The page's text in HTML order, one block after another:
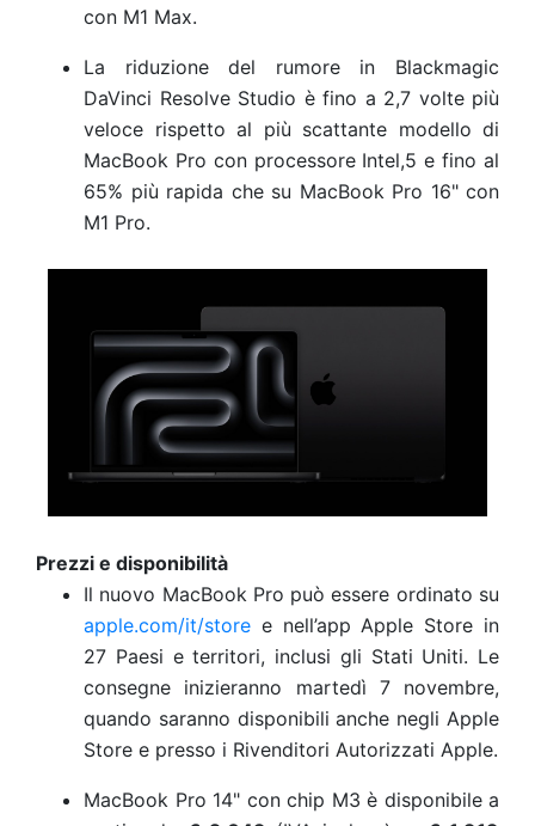
con M1 Max.
La riduzione del rumore in Blackmagic
DaVinci Resolve Studio è fino a 2,7 volte più
veloce rispetto al più scattante modello di
MacBook Pro con processore Intel,5 e fino al
65% più rapida che su MacBook Pro 16" con
M1 Pro.
Prezzi e disponibilità
Il nuovo MacBook Pro può essere ordinato su
apple.com/it/store e nell’app Apple Store in
27 Paesi e territori, inclusi gli Stati Uniti. Le
consegne inizieranno martedì 7 novembre,
quando saranno disponibili anche negli Apple
Store e presso i Rivenditori Autorizzati Apple.
MacBook Pro 14" con chip M3 è disponibile a